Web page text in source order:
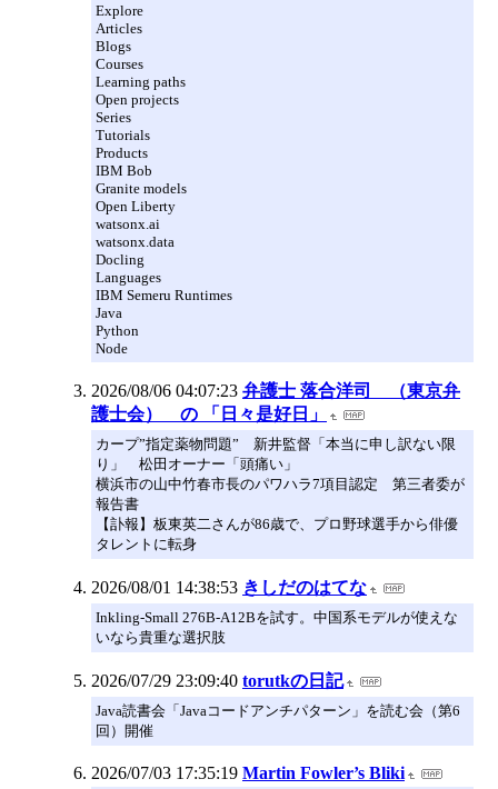
Explore
Articles
Blogs
Courses
Learning paths
Open projects
Series
Tutorials
Products
IBM Bob
Granite models
Open Liberty
watsonx.ai
watsonx.data
Docling
Languages
IBM Semeru Runtimes
Java
Python
Node
2026/08/06 04:07:23 弁護士 落合洋司 （東京弁
護士会） の 「日々是好日」
カープ”指定薬物問題” 新井監督「本当に申し訳ない限
り」 松田オーナー「頭痛い」
横浜市の山中竹春市長のパワハラ7項目認定 第三者委が
報告書
【訃報】板東英二さんが86歳で、プロ野球選手から俳優
タレントに転身
2026/08/01 14:38:53 きしだのはてな
Inkling-Small 276B-A12Bを試す。中国系モデルが使えな
いなら貴重な選択肢
2026/07/29 23:09:40 torutkの日記
Java読書会「Javaコードアンチパターン」を読む会（第6
回）開催
2026/07/03 17:35:19 Martin Fowler’s Bliki